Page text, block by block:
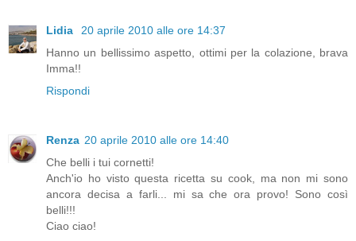
Lidia
20 aprile 2010 alle ore 14:37
Hanno un bellissimo aspetto, ottimi per la colazione, brava
Imma!!
Rispondi
Renza 20 aprile 2010 alle ore 14:40
Che belli i tui cornetti!
Anch'io ho visto questa ricetta su cook, ma non mi sono
ancora decisa a farli... mi sa che ora provo! Sono così
belli!!!
Ciao ciao!